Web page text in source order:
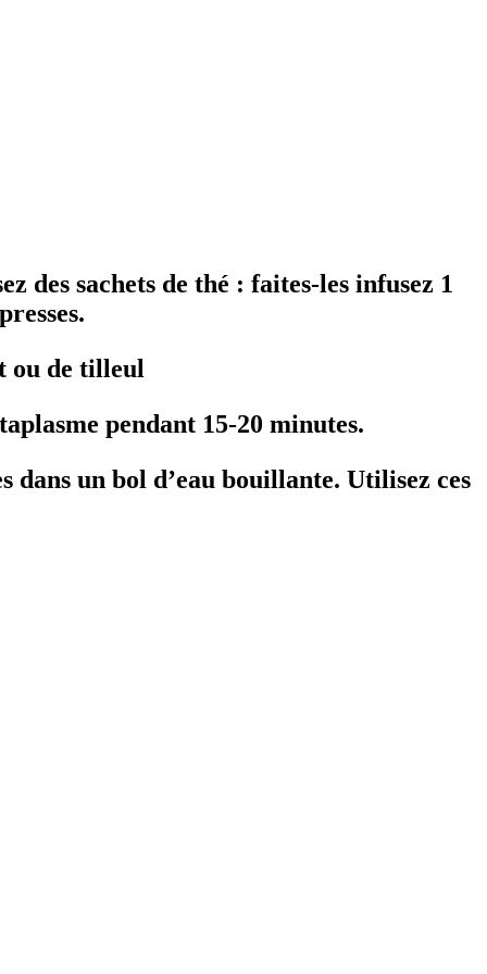
des sachets de thé : faites-les infusez 1
ou de tilleul
pendant 15-20 minutes.
un bol d’eau bouillante. Utilisez ces